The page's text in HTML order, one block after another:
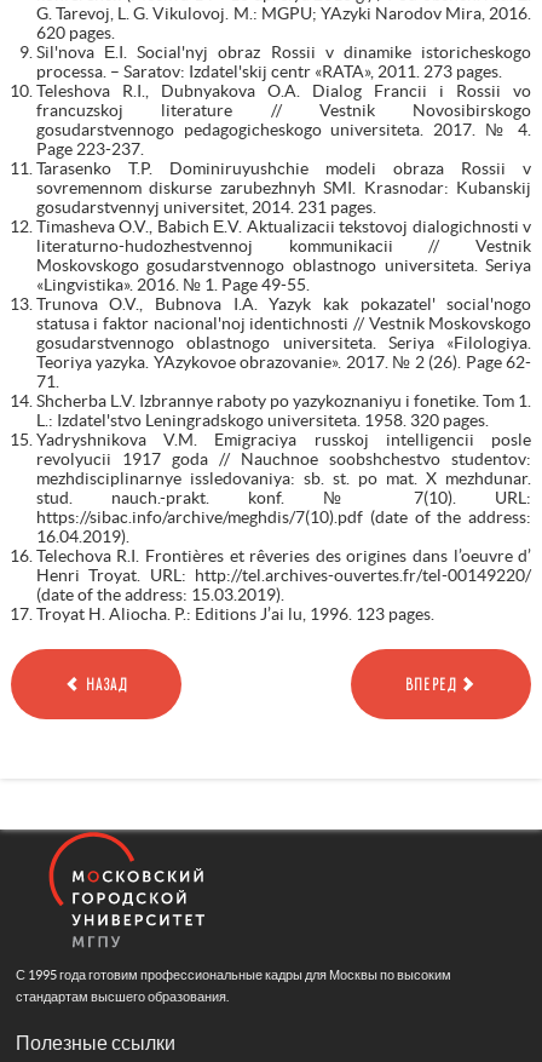
G. Tarevoj, L. G. Vikulovoj. M.: MGPU; YAzyki Narodov Mira, 2016.
620 pages.
Sil'nova Е.I. Social'nyj obraz Rossii v dinamike istoricheskogo
processa. – Saratov: Izdatel'skij centr «RATA», 2011. 273 pages.
Teleshova R.I., Dubnyakova O.A. Dialog Francii i Rossii vo
francuzskoj literature // Vestnik Novosibirskogo
gosudarstvennogo pedagogicheskogo universiteta. 2017. № 4.
Page 223-237.
Tarasenko T.P. Dominiruyushchie modeli obraza Rossii v
sovremennom diskurse zarubezhnyh SMI. Krasnodar: Kubanskij
gosudarstvennyj universitet, 2014. 231 pages.
Timasheva O.V., Babich Е.V. Aktualizacii tekstovoj dialogichnosti v
literaturno-hudozhestvennoj kommunikacii // Vestnik
Moskovskogo gosudarstvennogo oblastnogo universiteta. Seriya
«Lingvistika». 2016. № 1. Page 49-55.
Trunova O.V., Bubnova I.A. Yazyk kak pokazatel' social'nogo
statusa i faktor nacional'noj identichnosti // Vestnik Moskovskogo
gosudarstvennogo oblastnogo universiteta. Seriya «Filologiya.
Teoriya yazyka. YAzykovoe obrazovanie». 2017. № 2 (26). Page 62-
71.
Shcherba L.V. Izbrannye raboty po yazykoznaniyu i fonetike. Tom 1.
L.: Izdatel'stvo Leningradskogo universiteta. 1958. 320 pages.
Yadryshnikova V.M. Emigraciya russkoj intelligencii posle
revolyucii 1917 goda // Nauchnoe soobshchestvo studentov:
mezhdisciplinarnye issledovaniya: sb. st. po mat. X mezhdunar.
stud. nauch.-prakt. konf. № 7(10). URL:
https://sibac.info/archive/meghdis/7(10).pdf (date of the address:
16.04.2019).
Telechova R.I. Frontières et rêveries des origines dans l’oeuvre d’
Henri Troyat. URL: http://tel.archives-ouvertes.fr/tel-00149220/
(date of the address: 15.03.2019).
Troyat H. Aliocha. P.: Editions J’ai lu, 1996. 123 pages.
НАЗАД ВПЕРЕД
С 1995 года готовим профессиональные кадры для Москвы по высоким
стандартам высшего образования.
Полезные ссылки